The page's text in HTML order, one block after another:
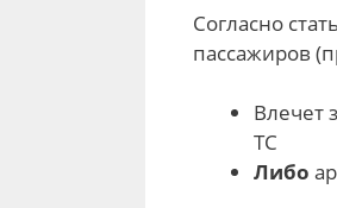
Согласно
пассажиров
Влечет
ТС
Либо